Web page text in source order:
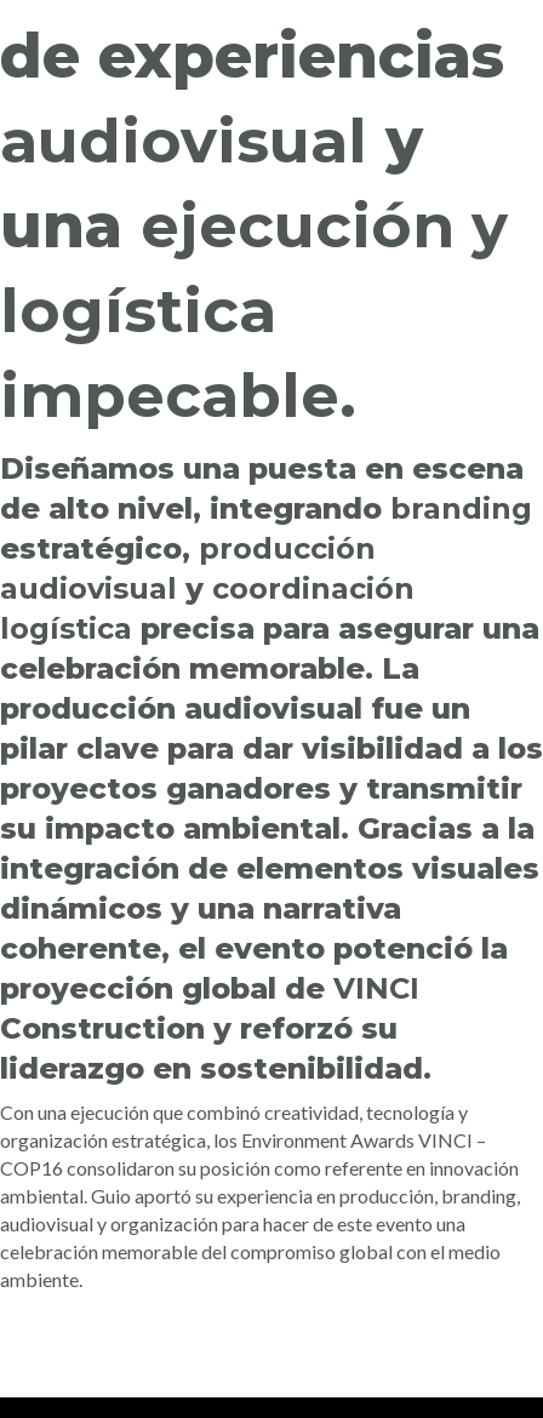
de experiencias
audiovisual y
una ejecución y
logística
impecable.
Diseñamos una puesta en escena
de alto nivel, integrando branding
estratégico, producción
audiovisual y coordinación
logística precisa para asegurar una
celebración memorable. La
producción audiovisual fue un
pilar clave para dar visibilidad a los
proyectos ganadores y transmitir
su impacto ambiental. Gracias a la
integración de elementos visuales
dinámicos y una narrativa
coherente, el evento potenció la
proyección global de VINCI
Construction y reforzó su
liderazgo en sostenibilidad.
Con una ejecución que combinó creatividad, tecnología y
organización estratégica, los Environment Awards VINCI –
COP16 consolidaron su posición como referente en innovación
ambiental. Guio aportó su experiencia en producción, branding,
audiovisual y organización para hacer de este evento una
celebración memorable del compromiso global con el medio
ambiente.